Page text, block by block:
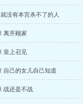
没有本宫杀不了的人
离开顾家
皇上召见
自己的女儿自己知道
战还是不战